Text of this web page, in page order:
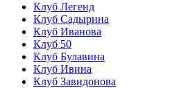
Клуб Легенд
Клуб Садырина
Клуб Иванова
Клуб 50
Клуб Булавина
Клуб Ивина
Клуб Завидонова